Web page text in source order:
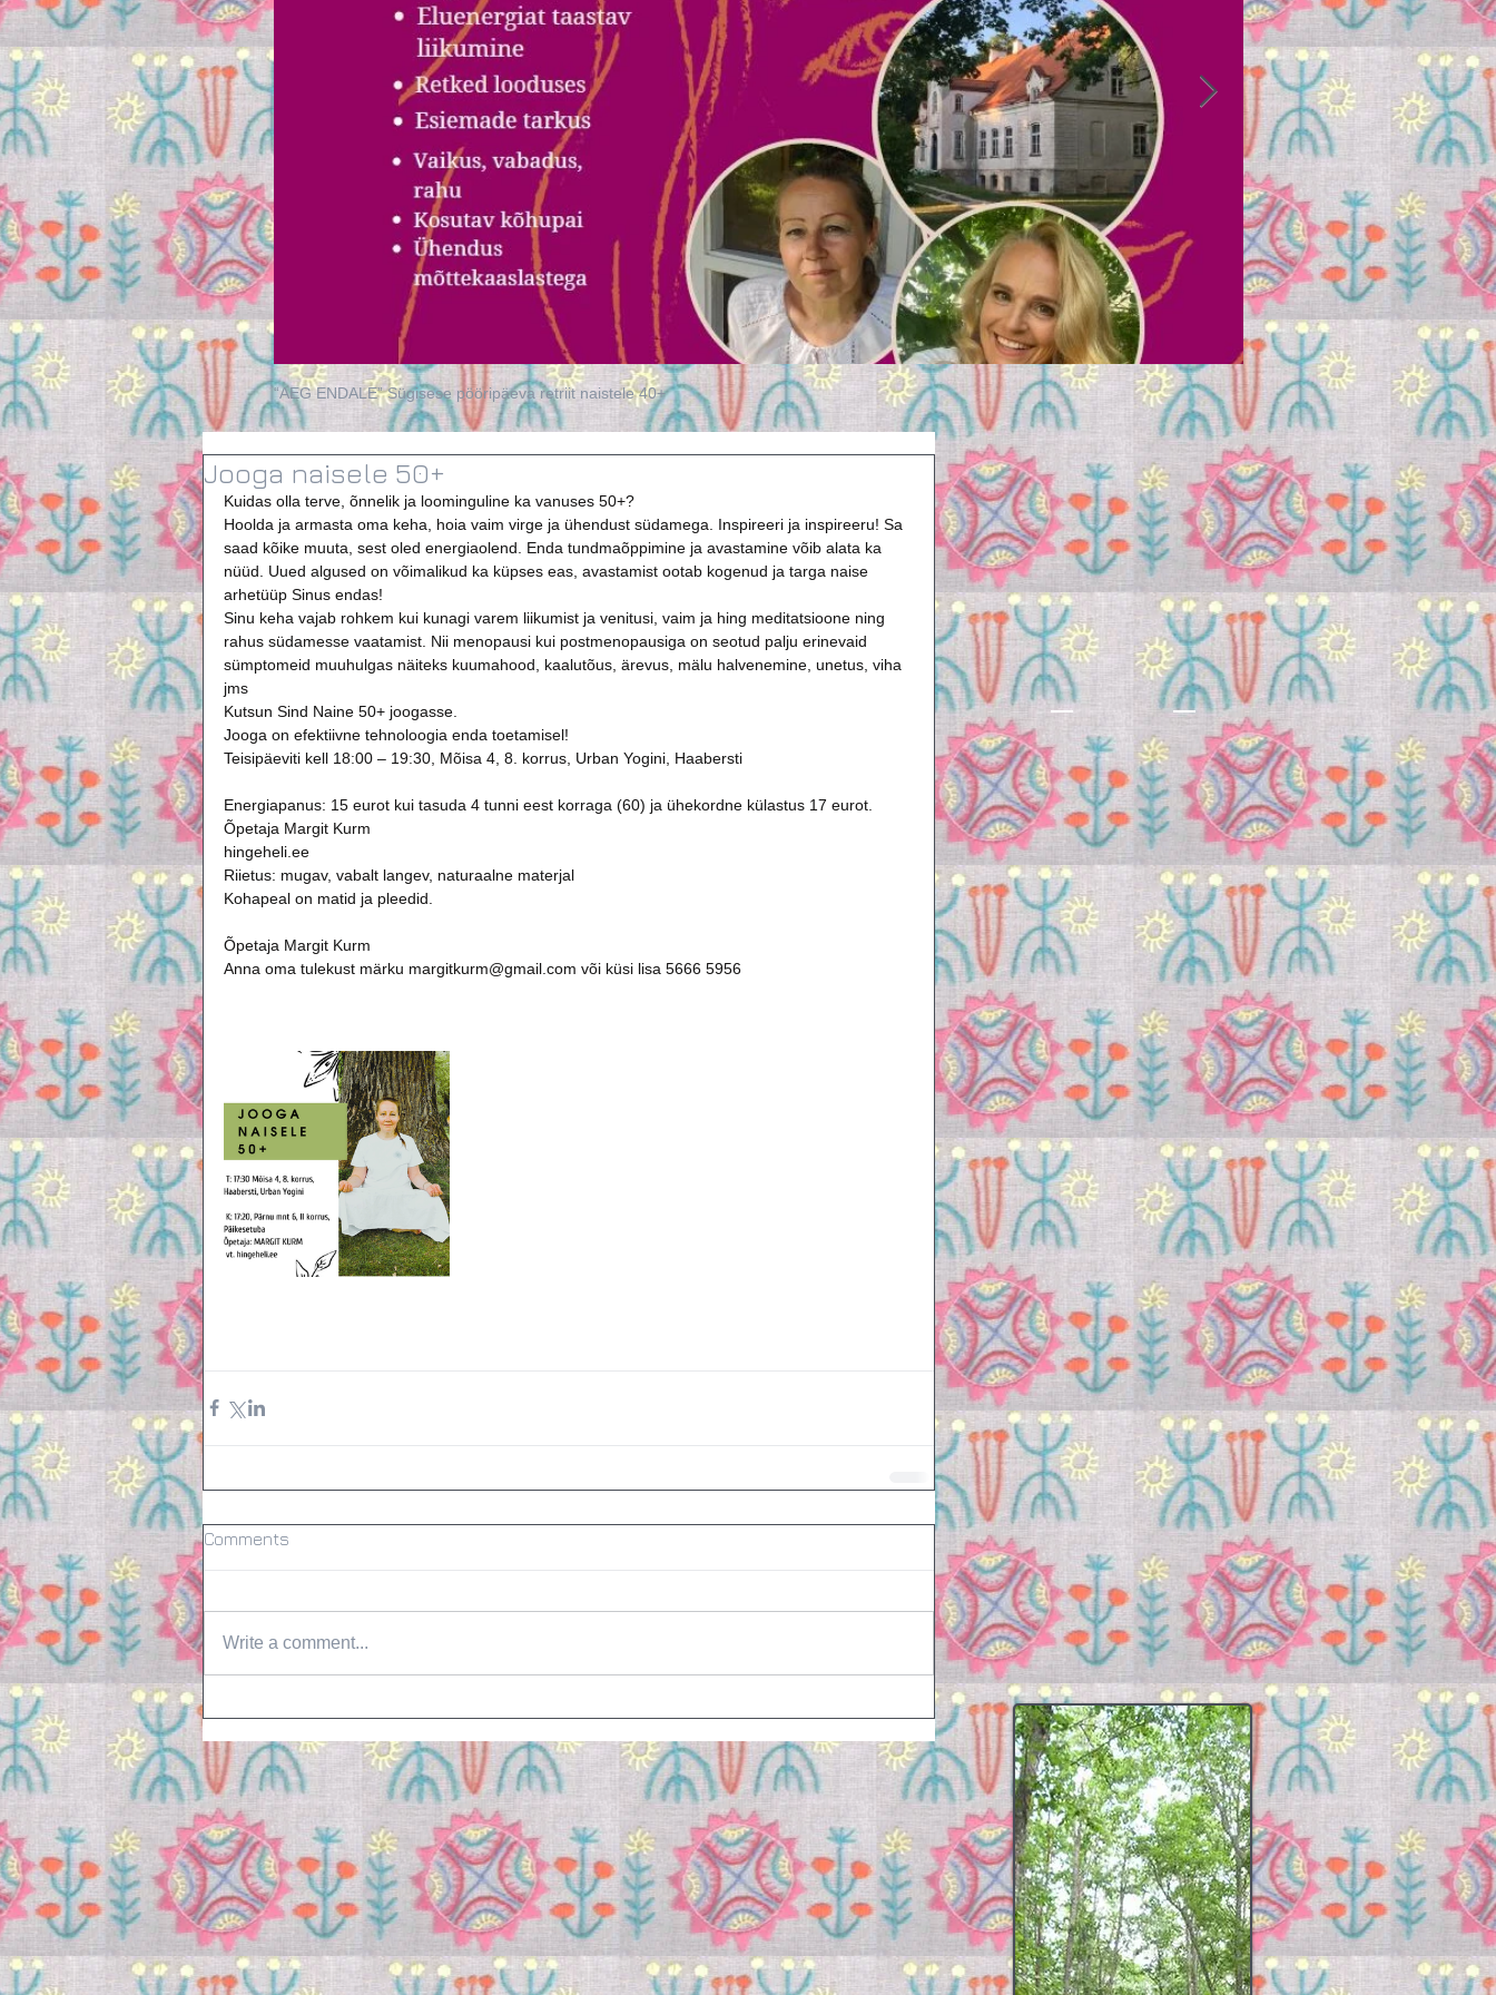
“AEG ENDALE” Sügisese pööripäeva retriit naistele 40+ Toeta menopausi teekonda
Jooga naisele 50+
Kuidas olla terve, õnnelik ja loominguline ka vanuses 50+?
Hoolda ja armasta oma keha, hoia vaim virge ja ühendust südamega. Inspireeri ja inspireeru! Sa
saad kõike muuta, sest oled energiaolend. Enda tundmaõppimine ja avastamine võib alata ka
nüüd. Uued algused on võimalikud ka küpses eas, avastamist ootab kogenud ja targa naise
arhetüüp Sinus endas!
Sinu keha vajab rohkem kui kunagi varem liikumist ja venitusi, vaim ja hing meditatsioone ning
rahus südamesse vaatamist. Nii menopausi kui postmenopausiga on seotud palju erinevaid
sümptomeid muuhulgas näiteks kuumahood, kaalutõus, ärevus, mälu halvenemine, unetus, viha
jms
Kutsun Sind Naine 50+ joogasse.
Jooga on efektiivne tehnoloogia enda toetamisel!
Teisipäeviti kell 18:00 – 19:30, Mõisa 4, 8. korrus, Urban Yogini, Haabersti
Energiapanus: 15 eurot kui tasuda 4 tunni eest korraga (60) ja ühekordne külastus 17 eurot.
Õpetaja Margit Kurm
hingeheli.ee
Riietus: mugav, vabalt langev, naturaalne materjal
Kohapeal on matid ja pleedid.
Õpetaja Margit Kurm
Anna oma tulekust märku margitkurm@gmail.com või küsi lisa 5666 5956
Comments
Write a comment...